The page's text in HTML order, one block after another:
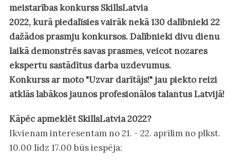
meistarības konkurss SkillsLatvia
2022, kurā piedalīsies vairāk nekā 130 dalībnieki 22
dažādos prasmju konkursos. Dalībnieki divu dienu
laikā demonstrēs savas prasmes, veicot nozares
ekspertu sastādītus darba uzdevumus.
Konkurss ar moto "Uzvar darītājs!" jau piekto reizi
atklās labākos jaunos profesionālos talantus Latvijā!
Kāpēc apmeklēt SkillsLatvia 2022?
Ikvienam interesentam no 21. - 22. aprīlim no plkst.
10.00 līdz 17.00 būs iespēja: